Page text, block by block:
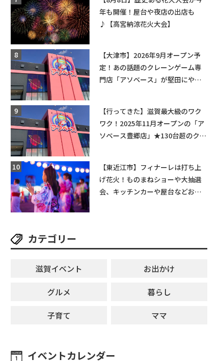
年も開催！屋台や夜店の出店も
♪【高宮納涼花火大会】
【大津市】2026年9月オープン予
定！あの話題のクレーンゲーム専
門店「アソベース」が堅田にやっ
【行ってきた】滋賀最大級のワク
ワク！2025年11月オープンの「ア
ソベース豊郷店」★130台超のクレ
【東近江市】フィナーレは打ち上
げ花火！ものまねショーや大抽選
会、キッチンカーや屋台などお楽
カテゴリー
滋賀イベント
お出かけ
グルメ
暮らし
子育て
ママ
イベントカレンダー